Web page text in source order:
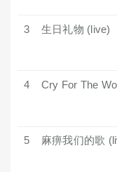
3 生日礼物 (live)
4 Cry For The
5 麻痹我们的歌